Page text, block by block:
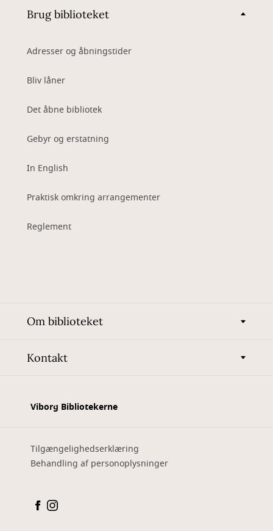
Brug biblioteket
Adresser og åbningstider
Bliv låner
Det åbne bibliotek
Gebyr og erstatning
In English
Praktisk omkring arrangementer
Reglement
Om biblioteket
Kontakt
Viborg Bibliotekerne
Tilgængelighedserklæring
Behandling af personoplysninger